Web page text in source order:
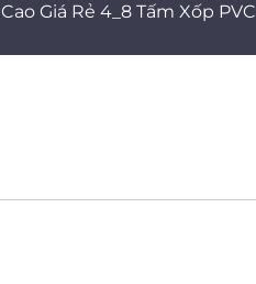
Cao Giá Rẻ 4_8 Tấm Xốp PVC